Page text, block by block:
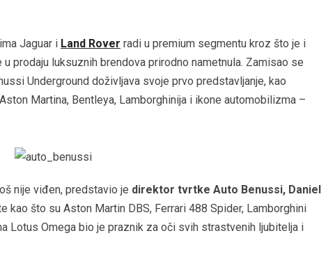
Jaguar i Land Rover radi u premium segmentu kroz što je i
prodaju luksuznih brendova prirodno nametnula. Zamisao se
Underground doživljava svoje prvo predstavljanje, kao
Martina, Bentleya, Lamborghinija i ikone automobilizma –
nije viđen, predstavio je direktor tvrtke Auto Benussi, Daniel
kao što su Aston Martin DBS, Ferrari 488 Spider, Lamborghini
Lotus Omega bio je praznik za oči svih strastvenih ljubitelja i